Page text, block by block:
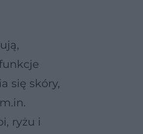
się skóry,
ryżu i